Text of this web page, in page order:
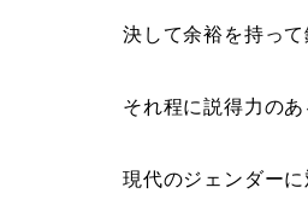
決して余裕を持っ
それ程に説得力のあ
現代のジェンダー